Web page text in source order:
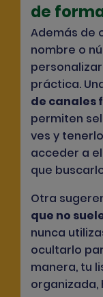
de
Además de
nombre o
práctica.
de canales
permiten
ves y
acceder a
que
Otra
que no
nunca
ocultarlo
manera, tu
organizada,